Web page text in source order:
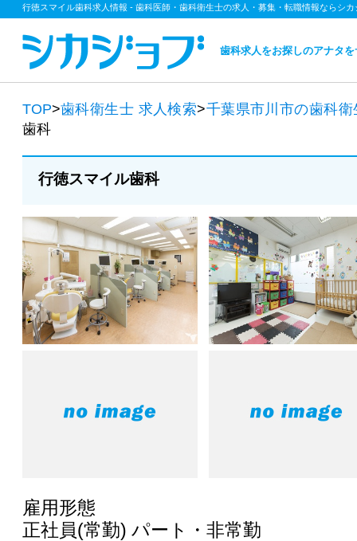
行徳スマイル歯科求人情報 - 歯科医師・歯科衛生士の求人・募集・転職情報ならシカ
歯科求人をお探しのアナタ
TOP>歯科衛生士 求人検索>千葉県市川市の歯科
歯科
行徳スマイル歯科
雇用形態
正社員(常勤) パート・非常勤